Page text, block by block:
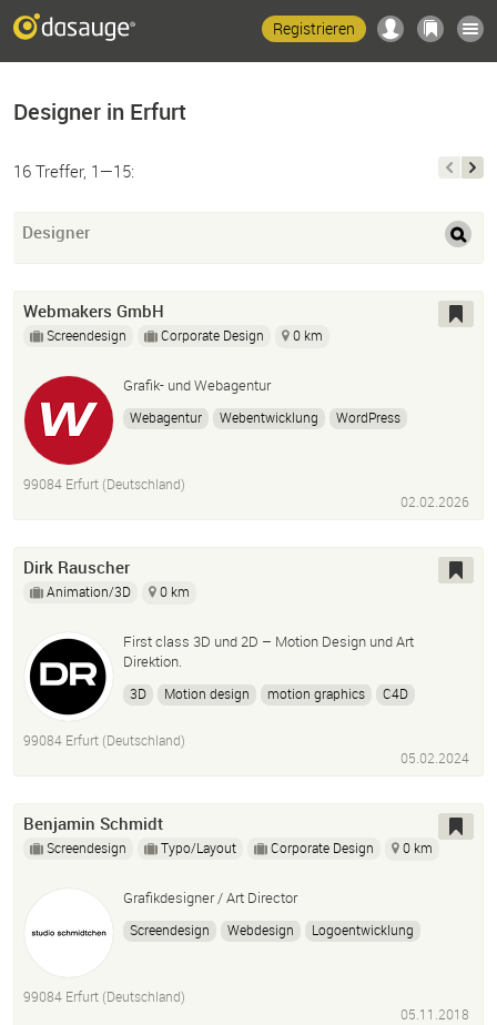
Registrieren
Designer in Erfurt
16 Treffer, 1—15:
Designer
Webmakers GmbH
Screendesign Corporate Design 0 km
Grafik- und Webagentur
Webagentur Webentwicklung
WordPress
99084 Erfurt (Deutschland)
02.02.2026
Dirk Rauscher
Animation/3D 0 km
First class 3D und 2D – Motion Design und Art
Direktion.
3D Motion design motion graphics
C4D
99084 Erfurt (Deutschland)
05.02.2024
Benjamin Schmidt
Screendesign Typo/Layout Corporate Design 0 km
Grafikdesigner / Art Director
Screendesign Webdesign
Logoentwicklung
99084 Erfurt (Deutschland)
05.11.2018